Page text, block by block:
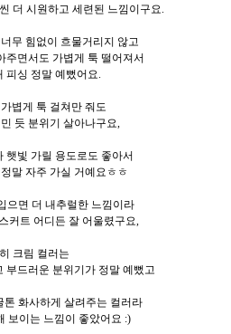
더 시원하고 세련된 느낌이구요.
무 힘없이 흐물거리지 않고
주면서도 가볍게 툭 떨어져서
피싱 정말 예뻤어요.
볍게 툭 걸쳐만 줘도
듯 분위기 살아나구요,
햇빛 가릴 용도로도 좋아서
말 자주 가실 거예요ㅎㅎ
으면 더 내추럴한 느낌이라
커트 어디든 잘 어울렸구요,
크림 컬러는
부드러운 분위기가 정말 예뻤고
톤 화사하게 살려주는 컬러라
보이는 느낌이 좋았어요 :)